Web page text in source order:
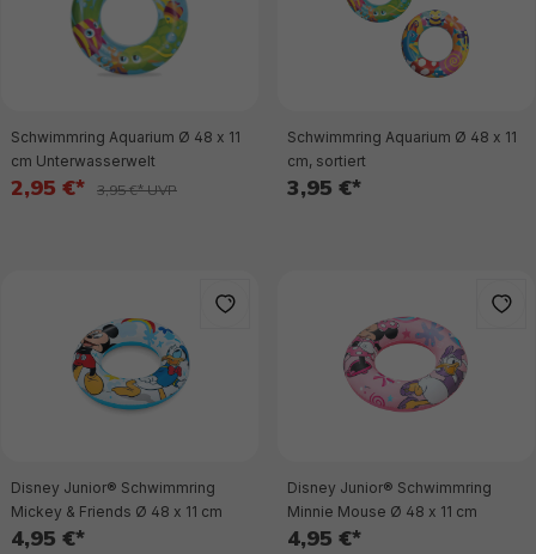
Schwimmring Aquarium Ø 48 x 11
cm Unterwasserwelt
2,95 €* 3,95 €* UVP
Schwimmring Aquarium Ø 48 x 11
cm, sortiert
3,95 €*
Disney Junior® Schwimmring
Mickey & Friends Ø 48 x 11 cm
4,95 €*
Disney Junior® Schwimmring
Minnie Mouse Ø 48 x 11 cm
4,95 €*